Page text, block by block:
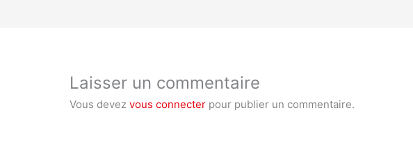
Laisser un commentaire
Vous devezvous connecter pour publier un commentaire.